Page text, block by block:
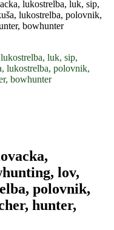
luk, sip,
lukostrelba, polovnik,
bowhunter
lov,
polovnik,
hunter,